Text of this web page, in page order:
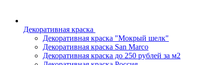
Декоративная краска
Декоративная краска "Мокрый шелк"
Декоративная краска San Marco
Декоративная краска до 250 рублей за м2